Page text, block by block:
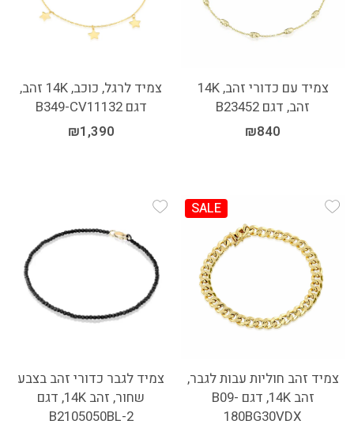
צמיד עם כדורי זהב, 14K
זהב, דגם B23452
₪840
צמיד לרגל, כוכב, 14K זהב,
דגם B349-CV11132
₪1,390
Add Wishlist
SALE
צמיד זהב חוליות עבות לגבר,
זהב 14K, דגם B09-
180BG30VDX
Add Wishlist
צמיד לגבר כדורי זהב בצבע
שחור, זהב 14K, דגם
B2105050BL-2